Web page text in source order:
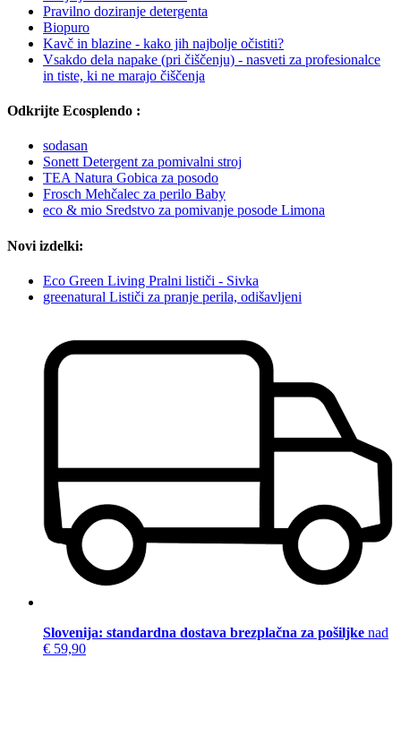
Pravilno doziranje detergenta
Biopuro
Kavč in blazine - kako jih najbolje očistiti?
Vsakdo dela napake (pri čiščenju) - nasveti za profesionalce
in tiste, ki ne marajo čiščenja
Odkrijte Ecosplendo :
sodasan
Sonett Detergent za pomivalni stroj
TEA Natura Gobica za posodo
Frosch Mehčalec za perilo Baby
eco & mio Sredstvo za pomivanje posode Limona
Novi izdelki:
Eco Green Living Pralni lističi - Sivka
greenatural Lističi za pranje perila, odišavljeni
Slovenija: standardna dostava brezplačna za pošiljke nad
€ 59,90